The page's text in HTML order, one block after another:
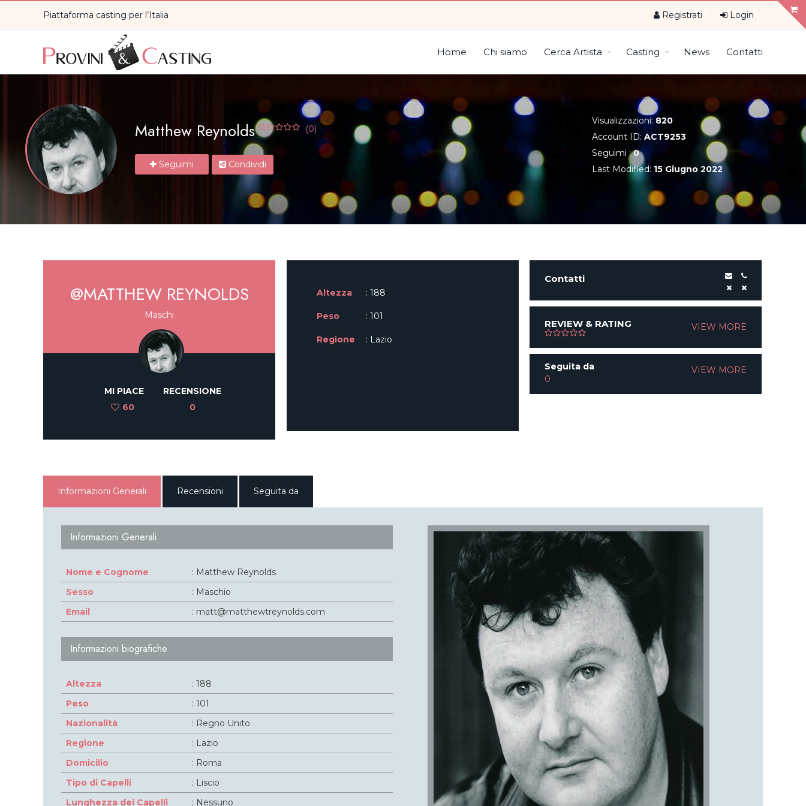
Piattaforma casting per l’Italia Registrati Login
Home Chi siamo Cerca Artista Casting News Contatti
Matthew Reynolds (0)
Seguimi Condividi
Visualizzazioni:820
Account ID: ACT9253
Seguimi :0
Last Modified: 15 Giugno 2022
@MATTHEW REYNOLDS
Maschi
MI PIACE
60
RECENSIONE
0
Altezza : 188
Peso : 101
Regione : Lazio
Contatti
REVIEW & RATING VIEW MORE
Seguita da
0
VIEW MORE
Informazioni Generali Recensioni Seguita da
Informazioni Generali
Nome e Cognome
: Matthew Reynolds
Sesso
: Maschio
Email
: matt@matthewtreynolds.com
Informazioni biografiche
Altezza
: 188
Peso
: 101
Nazionalità
: Regno Unito
Regione
: Lazio
Domicilio
: Roma
Tipo di Capelli
: Liscio
Lunghezza dei Capelli
: Nessuno